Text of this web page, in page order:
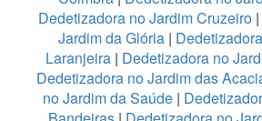
Dedetizadora no Jardim Cruzeiro|
Jardim da Glória|
Laranjeira| Dedetizadora no
Dedetizadora no Jardim das
no Jardim da Saúde|